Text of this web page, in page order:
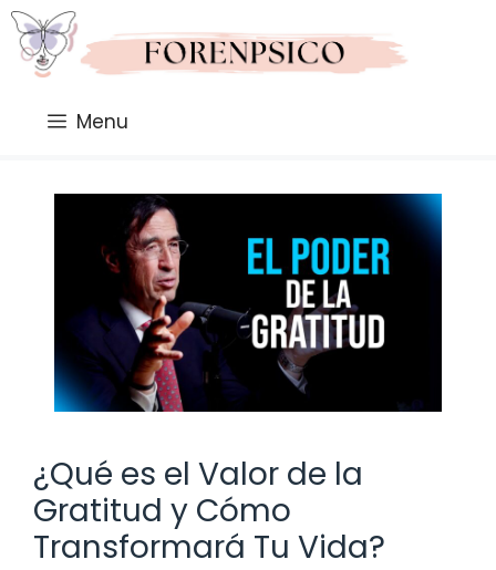
Saltar
al
contenido
Menu
¿Qué es el Valor de la
Gratitud y Cómo
Transformará Tu Vida?